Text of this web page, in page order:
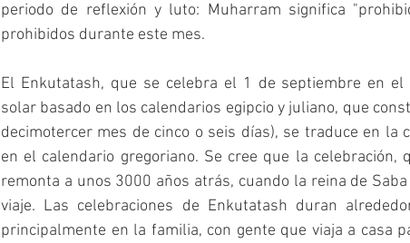
periodo de reflexión y luto: Muharram significa
prohibidos durante este mes.
El Enkutatash, que se celebra el 1 de septiembre en el
solar basado en los calendarios egipcio y juliano, que
decimotercer mes de cinco o seis días), se traduce en la
en el calendario gregoriano. Se cree que la celebración,
remonta a unos 3000 años atrás, cuando la reina de
viaje. Las celebraciones de Enkutatash duran
principalmente en la familia, con gente que viaja a casa